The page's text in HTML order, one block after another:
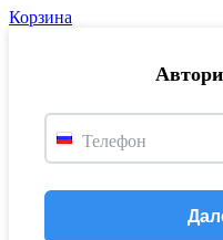
Корзина
Телефон